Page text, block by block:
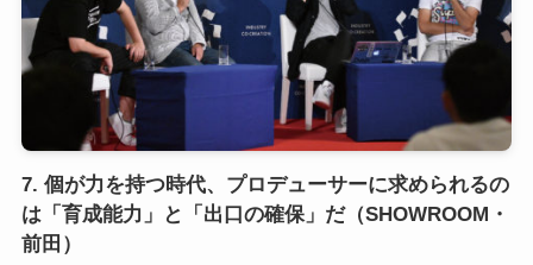
7. 個が力を持つ時代、プロデューサーに求められるの
は「育成能力」と「出口の確保」だ（SHOWROOM・
前田）